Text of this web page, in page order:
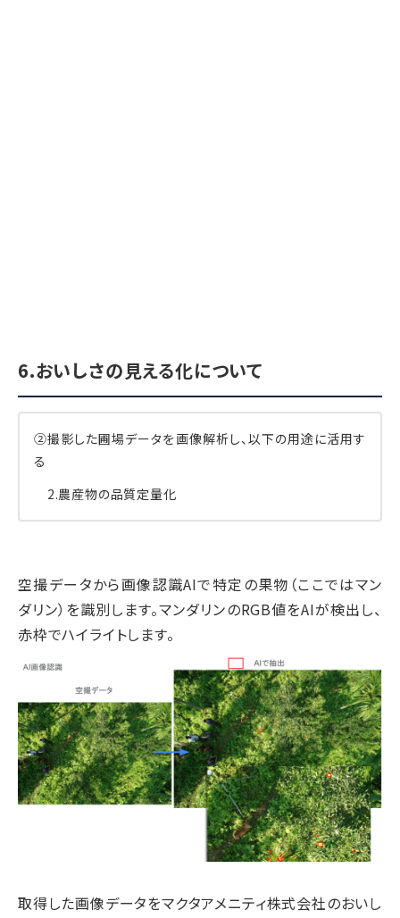
6.おいしさの見える化について
②撮影した圃場データを画像解析し、以下の用途に活用す
る
2.農産物の品質定量化
空撮データから画像認識AIで特定の果物（ここではマン
ダリン）を識別します。マンダリンのRGB値をAIが検出し、
赤枠でハイライトします。
取得した画像データをマクタアメニティ株式会社のおいし